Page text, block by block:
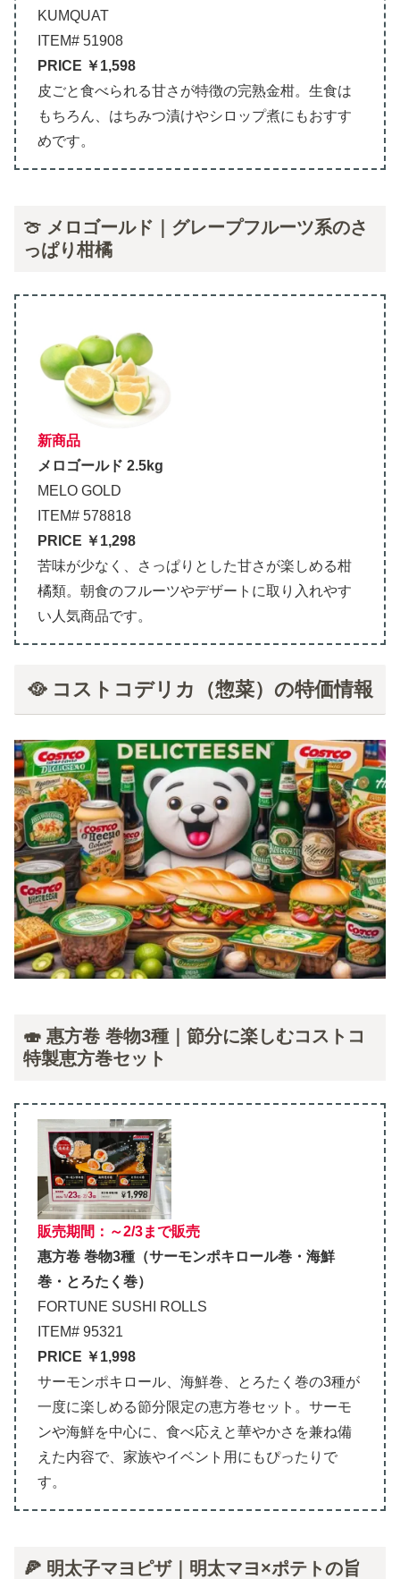
KUMQUAT
ITEM# 51908
PRICE ￥1,598
皮ごと食べられる甘さが特徴の完熟金柑。生食は
もちろん、はちみつ漬けやシロップ煮にもおすす
めです。
🍈 メロゴールド｜グレープフルーツ系のさ
っぱり柑橘
新商品
メロゴールド 2.5kg
MELO GOLD
ITEM# 578818
PRICE ￥1,298
苦味が少なく、さっぱりとした甘さが楽しめる柑
橘類。朝食のフルーツやデザートに取り入れやす
い人気商品です。
🥘 コストコデリカ（惣菜）の特価情報
🍣 惠方卷 巻物3種｜節分に楽しむコストコ
特製恵方巻セット
販売期間：～2/3まで販売
惠方卷 巻物3種（サーモンポキロール巻・海鮮
巻・とろたく巻）
FORTUNE SUSHI ROLLS
ITEM# 95321
PRICE ￥1,998
サーモンポキロール、海鮮巻、とろたく巻の3種が
一度に楽しめる節分限定の恵方巻セット。サーモ
ンや海鮮を中心に、食べ応えと華やかさを兼ね備
えた内容で、家族やイベント用にもぴったりで
す。
🍕 明太子マヨピザ｜明太マヨ×ポテトの旨